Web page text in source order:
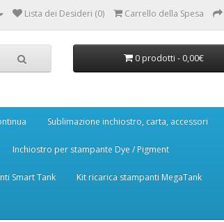
Lista dei Desideri (0) Carrello della Spesa
0 prodotti - 0,00€
Sublimazione inchiostro, carta, accessori
Inchiostro per stampante Dye / Pigment
Smart Tank Kit ricarica stampanti MegaTank